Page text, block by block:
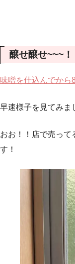
醸せ醸せ~~~！
味噌を仕込んでから
早速様子を見てみま
おお！！店で売って
す！